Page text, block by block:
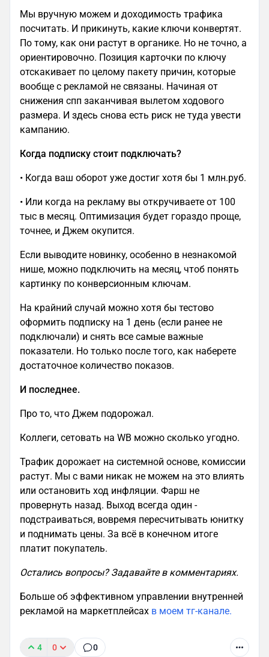
Мы вручную можем и доходимость трафика
посчитать. И прикинуть, какие ключи конвертят.
По тому, как они растут в органике. Но не точно, а
ориентировочно. Позиция карточки по ключу
отскакивает по целому пакету причин, которые
вообще с рекламой не связаны. Начиная от
снижения спп заканчивая вылетом ходового
размера. И здесь снова есть риск не туда увести
кампанию.
Когда подписку стоит подключать?
• Когда ваш оборот уже достиг хотя бы 1 млн.руб.
• Или когда на рекламу вы откручиваете от 100
тыс в месяц. Оптимизация будет гораздо проще,
точнее, и Джем окупится.
Если выводите новинку, особенно в незнакомой
нише, можно подключить на месяц, чтоб понять
картинку по конверсионным ключам.
На крайний случай можно хотя бы тестово
оформить подписку на 1 день (если ранее не
подключали) и снять все самые важные
показатели. Но только после того, как наберете
достаточное количество показов.
И последнее.
Про то, что Джем подорожал.
Коллеги, сетовать на WB можно сколько угодно.
Трафик дорожает на системной основе, комиссии
растут. Мы с вами никак не можем на это влиять
или остановить ход инфляции. Фарш не
провернуть назад. Выход всегда один -
подстраиваться, вовремя пересчитывать юнитку
и поднимать цены. За всё в конечном итоге
платит покупатель.
Остались вопросы? Задавайте в комментариях.
Больше об эффективном управлении внутренней
рекламой на маркетплейсах в моем тг-канале.
4 0 0